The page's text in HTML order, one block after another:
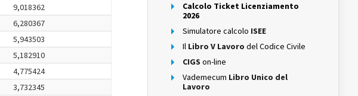
9,018362
6,280367
5,943503
5,182910
4,775424
3,732345
Calcolo Ticket Licenziamento
2026
Simulatore calcolo ISEE
Il Libro V Lavoro del Codice Civile
CIGS on-line
Vademecum Libro Unico del
Lavoro